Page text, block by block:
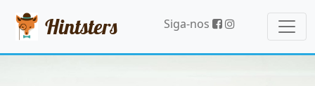
Hintsters Siga-nos